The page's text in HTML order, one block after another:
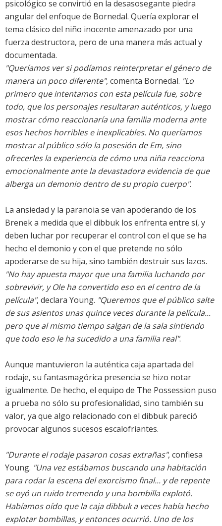
psicológico se convirtió en la desasosegante piedra
angular del enfoque de Bornedal. Quería explorar el
tema clásico del niño inocente amenazado por una
fuerza destructora, pero de una manera más actual y
documentada.
"Queríamos ver si podíamos reinterpretar el género de
manera un poco diferente", comenta Bornedal. "Lo
primero que intentamos con esta película fue, sobre
todo, que los personajes resultaran auténticos, y luego
mostrar cómo reaccionaría una familia moderna ante
esos hechos horribles e inexplicables. No queríamos
mostrar al público sólo la posesión de Em, sino
ofrecerles la experiencia de cómo una niña reacciona
emocionalmente ante la devastadora evidencia de que
alberga un demonio dentro de su propio cuerpo".
La ansiedad y la paranoia se van apoderando de los
Brenek a medida que el dibbuk los enfrenta entre sí, y
deben luchar por recuperar el control con el que se ha
hecho el demonio y con el que pretende no sólo
apoderarse de su hija, sino también destruir sus lazos.
"No hay apuesta mayor que una familia luchando por
sobrevivir, y Ole ha convertido eso en el centro de la
película", declara Young. "Queremos que el público salte
de sus asientos unas quince veces durante la película...
pero que al mismo tiempo salgan de la sala sintiendo
que todo eso le ha sucedido a una familia real".
Aunque mantuvieron la auténtica caja apartada del
rodaje, su fantasmagórica presencia se hizo notar
igualmente. De hecho, el equipo de The Possession puso
a prueba no sólo su profesionalidad, sino también su
valor, ya que algo relacionado con el dibbuk pareció
provocar algunos sucesos escalofriantes.
"Durante el rodaje pasaron cosas extrañas", confiesa
Young. "Una vez estábamos buscando una habitación
para rodar la escena del exorcismo final... y de repente
se oyó un ruido tremendo y una bombilla explotó.
Habíamos oído que la caja dibbuk a veces había hecho
explotar bombillas, y entonces ocurrió. Uno de los